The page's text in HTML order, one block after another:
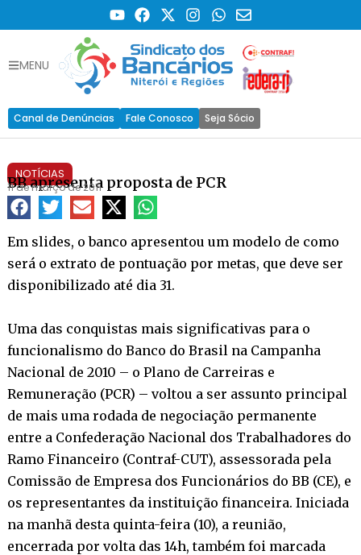
MENU
Canal de Denúncias Fale Conosco Seja Sócio
NOTÍCIAS
BB apresenta proposta de PCR
11 de março de 2011
Em slides, o banco apresentou um modelo de como
será o extrato de pontuação por metas, que deve ser
disponibilizado até dia 31.
Uma das conquistas mais significativas para o
funcionalismo do Banco do Brasil na Campanha
Nacional de 2010 – o Plano de Carreiras e
Remuneração (PCR) – voltou a ser assunto principal
de mais uma rodada de negociação permanente
entre a Confederação Nacional dos Trabalhadores do
Ramo Financeiro (Contraf-CUT), assessorada pela
Comissão de Empresa dos Funcionários do BB (CE), e
os representantes da instituição financeira. Iniciada
na manhã desta quinta-feira (10), a reunião,
encerrada por volta das 14h, também foi marcada